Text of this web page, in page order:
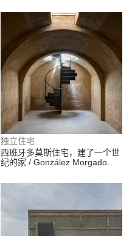
独立住宅
西班牙多莫斯住宅，建了一个世
纪的家 / González Morgado